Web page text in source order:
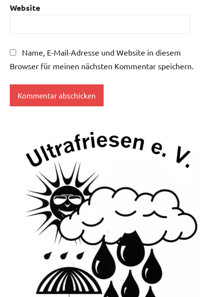
Website
Name, E-Mail-Adresse und Website in diesem
Browser für meinen nächsten Kommentar speichern.